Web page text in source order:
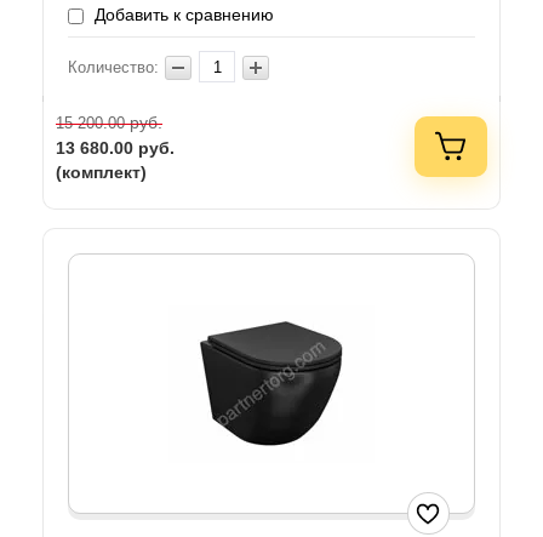
Добавить к сравнению
Количество:
15 200.00руб.
13 680.00 руб.
(комплект)